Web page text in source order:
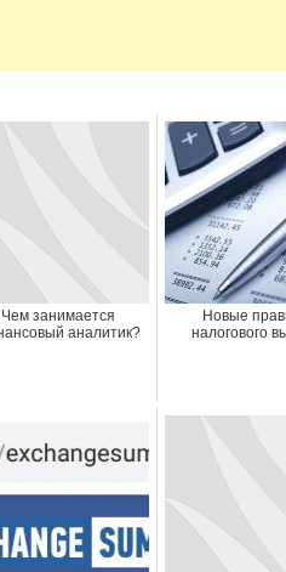
Чем занимается
аналитик?
Новые
налогового